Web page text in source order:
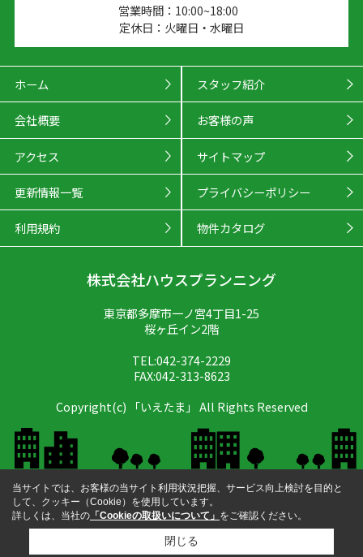
営業時間：10:00~18:00
定休日：火曜日・水曜日
ホーム スタッフ紹介
会社概要 お客様の声
アクセス サイトマップ
更新情報一覧 プライバシーポリシー
利用規約 物件カタログ
株式会社ハウスプランニング
東京都多摩市一ノ宮4丁目1-25
桜ヶ丘イン2階
TEL:042-374-2229
FAX:042-313-8623
Copyright(c) 「いえたま」 All Rights Reserved
当サイトでは、お客様の当サイト利用状況把握、サービス向上検討を目的と
して、クッキー（Cookie）を使用しています。
詳しくは、当社の 「Cookieの取扱いについて」 をご確認ください。
閉じる